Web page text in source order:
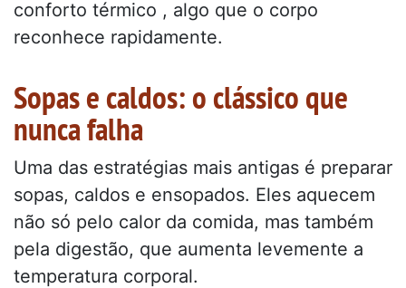
conforto térmico , algo que o corpo
reconhece rapidamente.
Sopas e caldos: o clássico que
nunca falha
Uma das estratégias mais antigas é preparar
sopas, caldos e ensopados. Eles aquecem
não só pelo calor da comida, mas também
pela digestão, que aumenta levemente a
temperatura corporal.